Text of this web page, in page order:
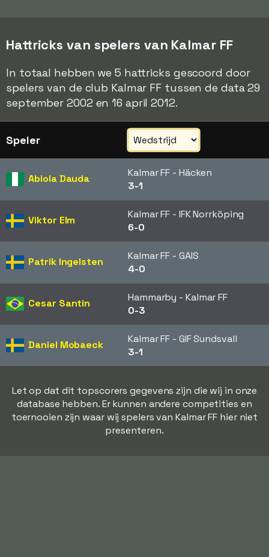
Hattricks van spelers van Kalmar FF
In totaal hebben we 5 hattricks gescoord door
spelers van de club Kalmar FF tussen de data 29
september 2002 en 16 april 2012.
Speler
Abiola Dauda
Kalmar FF - Häcken
3-1
Viktor Elm
Kalmar FF - IFK Norrköping
6-0
Patrik Ingelsten
Kalmar FF - GAIS
4-0
Cesar Santin
Hammarby - Kalmar FF
0-3
Daniel Mobaeck
Kalmar FF - GIF Sundsvall
3-1
Let op dat dit topscorers gegevens zijn die wij in onze
database hebben. Er kunnen andere competities en
toernooien zijn waar wij spelers van Kalmar FF hier niet
presenteren.